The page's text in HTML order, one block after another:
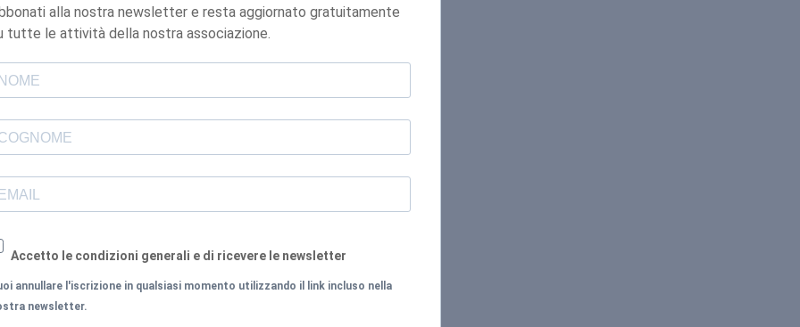
alla nostra newsletter e resta aggiornato gratuitamente
tutte le attività della nostra associazione.
Accetto le condizioni generali e di ricevere le newsletter
annullare l'iscrizione in qualsiasi momento utilizzando il link incluso nella
newsletter.